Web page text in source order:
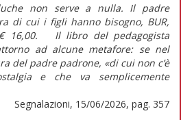
non serve a nulla. Il padre
di cui i figli hanno bisogno, BUR,
16,00. Il libro del pedagogista
ad alcune metafore: se nel
del padre padrone, «di cui non c’è
e che va semplicemente
Segnalazioni, 15/06/2026, pag. 357